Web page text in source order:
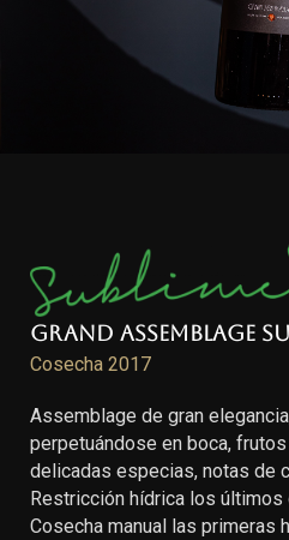
Grand Assemblage
Cosecha 2017
Assemblage de gran
perpetuándose en boca,
delicadas especias, notas de
Restricción hídrica los
Cosecha manual las primeras